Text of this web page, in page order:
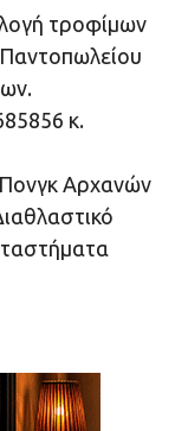
τροφίμων
κ.
Αρχανών